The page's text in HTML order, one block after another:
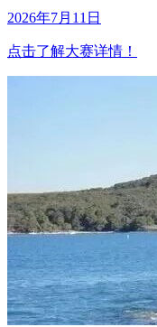
2026年7月11日
点击了解大赛详情！